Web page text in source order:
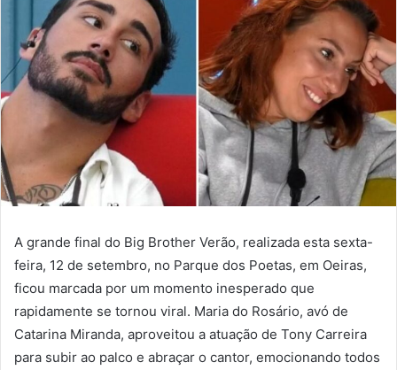
A grande final do Big Brother Verão, realizada esta sexta-
feira, 12 de setembro, no Parque dos Poetas, em Oeiras,
ficou marcada por um momento inesperado que
rapidamente se tornou viral. Maria do Rosário, avó de
Catarina Miranda, aproveitou a atuação de Tony Carreira
para subir ao palco e abraçar o cantor, emocionando todos